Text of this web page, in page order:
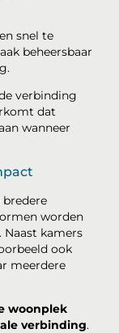
snel te
beheersbaar
verbinding
dat
wanneer
bredere
worden
kamers
ook
meerdere
woonplek
verbinding.